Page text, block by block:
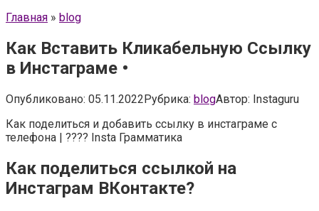
Главная » blog
Как Вставить Кликабельную Ссылку
в Инстаграме •
Опубликовано: 05.11.2022Рубрика: blogАвтор: Instaguru
Как поделиться и добавить ссылку в инстаграме с
телефона | ???? Insta Грамматика
Как поделиться ссылкой на
Инстаграм ВКонтакте?